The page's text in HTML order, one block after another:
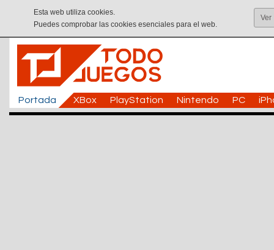
Esta web utiliza cookies.
Puedes comprobar las cookies esenciales para el web.
Ver
Portada XBox PlayStation Nintendo PC